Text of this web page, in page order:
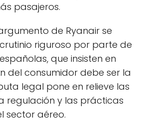
pasajeros.
de Ryanair se
riguroso por parte de
que insisten en
del consumidor debe ser la
legal pone en relieve las
regulación y las prácticas
sector aéreo.